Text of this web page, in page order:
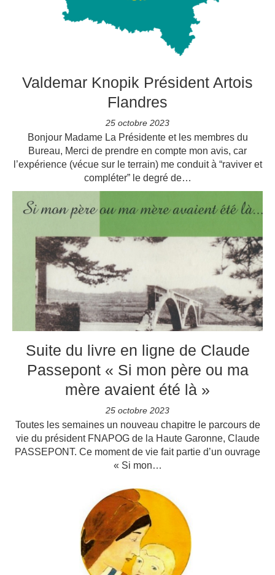
Valdemar Knopik Président Artois
Flandres
25 octobre 2023
Bonjour Madame La Présidente et les membres du
Bureau, Merci de prendre en compte mon avis, car
l’expérience (vécue sur le terrain) me conduit à “raviver et
compléter” le degré de…
Suite du livre en ligne de Claude
Passepont « Si mon père ou ma
mère avaient été là »
25 octobre 2023
Toutes les semaines un nouveau chapitre le parcours de
vie du président FNAPOG de la Haute Garonne, Claude
PASSEPONT. Ce moment de vie fait partie d’un ouvrage
« Si mon…